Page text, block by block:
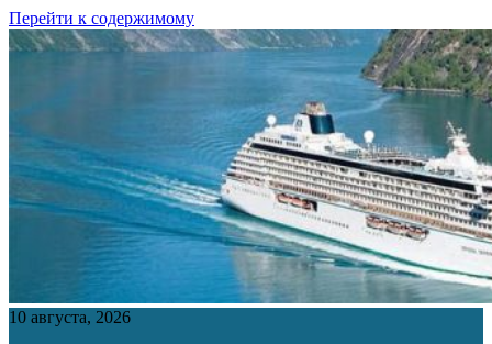
Перейти к содержимому
10 августа, 2026